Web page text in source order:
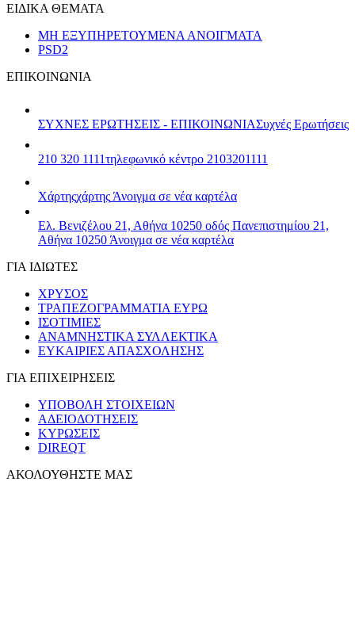
ΕΙΔΙΚΑ ΘΕΜΑΤΑ
ΜΗ ΕΞΥΠΗΡΕΤΟΥΜΕΝΑ ΑΝΟΙΓΜΑΤΑ
PSD2
ΕΠΙΚΟΙΝΩΝΙΑ
ΣΥΧΝΕΣ ΕΡΩΤΗΣΕΙΣ - ΕΠΙΚΟΙΝΩΝΙΑΣυχνές Ερωτήσεις
210 320 1111τηλεφωνικό κέντρο 2103201111
Χάρτηςχάρτης Άνοιγμα σε νέα καρτέλα
Ελ. Βενιζέλου 21, Αθήνα 10250 οδός Πανεπιστημίου 21,
Αθήνα 10250 Άνοιγμα σε νέα καρτέλα
ΓΙΑ ΙΔΙΩΤΕΣ
ΧΡΥΣΟΣ
ΤΡΑΠΕΖΟΓΡΑΜΜΑΤΙΑ ΕΥΡΩ
ΙΣΟΤΙΜΙΕΣ
ΑΝΑΜΝΗΣΤΙΚΑ ΣΥΛΛΕΚΤΙΚΑ
ΕΥΚΑΙΡΙΕΣ ΑΠΑΣΧΟΛΗΣΗΣ
ΓΙΑ ΕΠΙΧΕΙΡΗΣΕΙΣ
ΥΠΟΒΟΛΗ ΣΤΟΙΧΕΙΩΝ
ΑΔΕΙΟΔΟΤΗΣΕΙΣ
ΚΥΡΩΣΕΙΣ
DIREQT
ΑΚΟΛΟΥΘΗΣΤΕ ΜΑΣ